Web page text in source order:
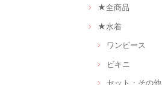
★全商品
★水着
ワンピース
ビキニ
セット・その他